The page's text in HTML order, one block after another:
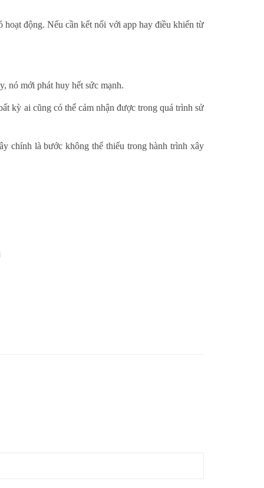
động. Nếu cần kết nối với app hay điều khiển từ
nó mới phát huy hết sức mạnh.
kỳ ai cũng có thể cảm nhận được trong quá trình sử
chính là bước không thể thiếu trong hành trình xây